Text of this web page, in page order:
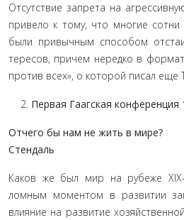
Отсутствие запрета на
привело к тому, что многие сотни
были привычным способом
тересов, причем нередко в
против всех», о которой писал еще
Первая Гаагская конференция
Отчего бы нам не жить в мире?
Стендаль
Каков же был мир на рубеже
ломным моментом в развитии
влияние на развитие